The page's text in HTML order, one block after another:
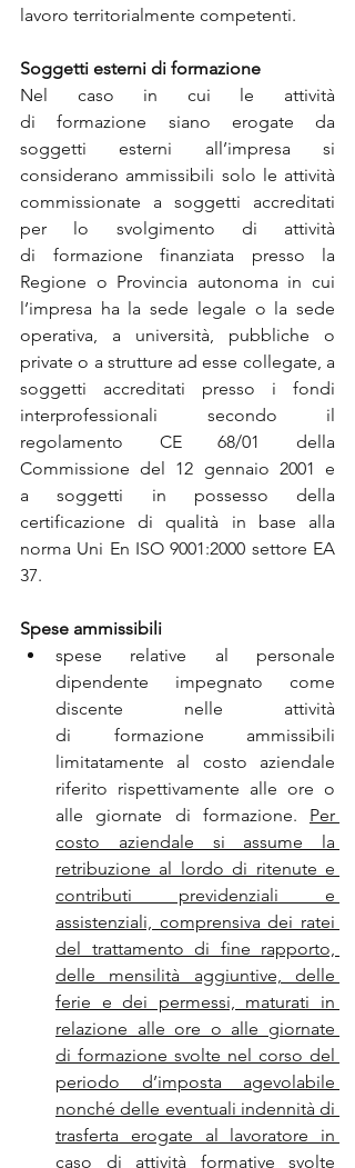
lavoro territorialmente competenti.
Soggetti esterni di formazione
Nel caso in cui le attività
di formazione siano erogate da
soggetti esterni all’impresa si
considerano ammissibili solo le attività
commissionate a soggetti accreditati
per lo svolgimento di attività
di formazione finanziata presso la
Regione o Provincia autonoma in cui
l’impresa ha la sede legale o la sede
operativa, a università, pubbliche o
private o a strutture ad esse collegate, a
soggetti accreditati presso i fondi
interprofessionali secondo il
regolamento CE 68/01 della
Commissione del 12 gennaio 2001 e
a soggetti in possesso della
certificazione di qualità in base alla
norma Uni En ISO 9001:2000 settore EA
37.
Spese ammissibili
spese relative al personale
dipendente impegnato come
discente nelle attività
di formazione ammissibili
limitatamente al costo aziendale
riferito rispettivamente alle ore o
alle giornate di formazione. Per
costo aziendale si assume la
retribuzione al lordo di ritenute e
contributi previdenziali e
assistenziali, comprensiva dei ratei
del trattamento di fine rapporto,
delle mensilità aggiuntive, delle
ferie e dei permessi, maturati in
relazione alle ore o alle giornate
di formazione svolte nel corso del
periodo d’imposta agevolabile
nonché delle eventuali indennità di
trasferta erogate al lavoratore in
caso di attività formative svolte